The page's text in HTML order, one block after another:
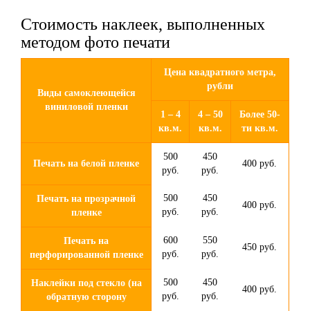
Стоимость наклеек, выполненных
методом фото печати
Виды самоклеющейся
виниловой пленки
Цена квадратного метра,
рубли
1 – 4
кв.м.
4 – 50
кв.м.
Более 50-
ти кв.м.
Печать на белой пленке
500
руб.
450
руб.
400 руб.
Печать на прозрачной
пленке
500
руб.
450
руб.
400 руб.
Печать на
перфорированной пленке
600
руб.
550
руб.
450 руб.
Наклейки под стекло (на
обратную сторону
500
руб.
450
руб.
400 руб.